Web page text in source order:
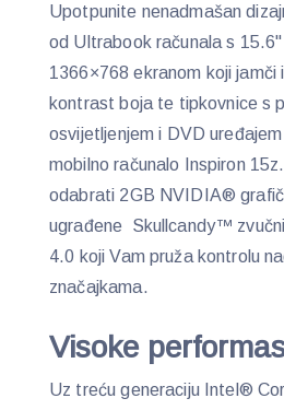
Upotpunite nenadmašan
od Ultrabook računala s
1366×768 ekranom koji jamči
kontrast boja te tipkovnice s
osvijetljenjem i DVD
mobilno računalo Inspiron
odabrati 2GB NVIDIA®
ugrađene Skullcandy™
4.0 koji Vam pruža kontrolu
značajkama.
Visoke
Uz treću generaciju Intel®